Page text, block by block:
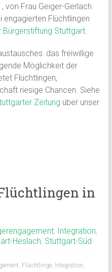
, von Frau Geiger-Gerlach
engagierten Flüchtlingen
Bürgerstiftung Stuttgart.
das freiwillige
Möglichkeit der
Flüchtlingen,
riesige Chancen. Siehe
Zeitung über unser
in
, Integration,
Heslach, Stuttgart-Süd
, Flüchtlinge, Integration,